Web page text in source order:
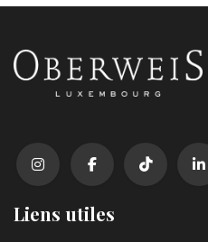
Liens utiles